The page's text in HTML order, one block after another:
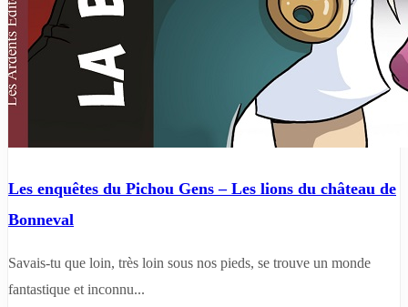
Les enquêtes du Pichou Gens – Les lions du château de
Bonneval
Savais-tu que loin, très loin sous nos pieds, se trouve un monde
fantastique et inconnu...